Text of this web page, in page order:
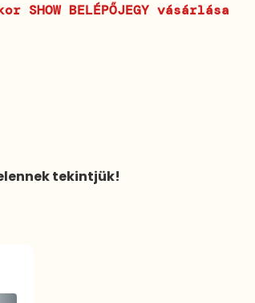
BELÉPŐJEGY vásárlása
tekintjük!